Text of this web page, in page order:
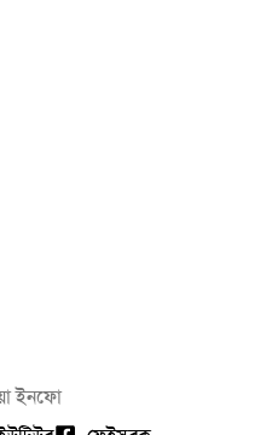
ইনফো